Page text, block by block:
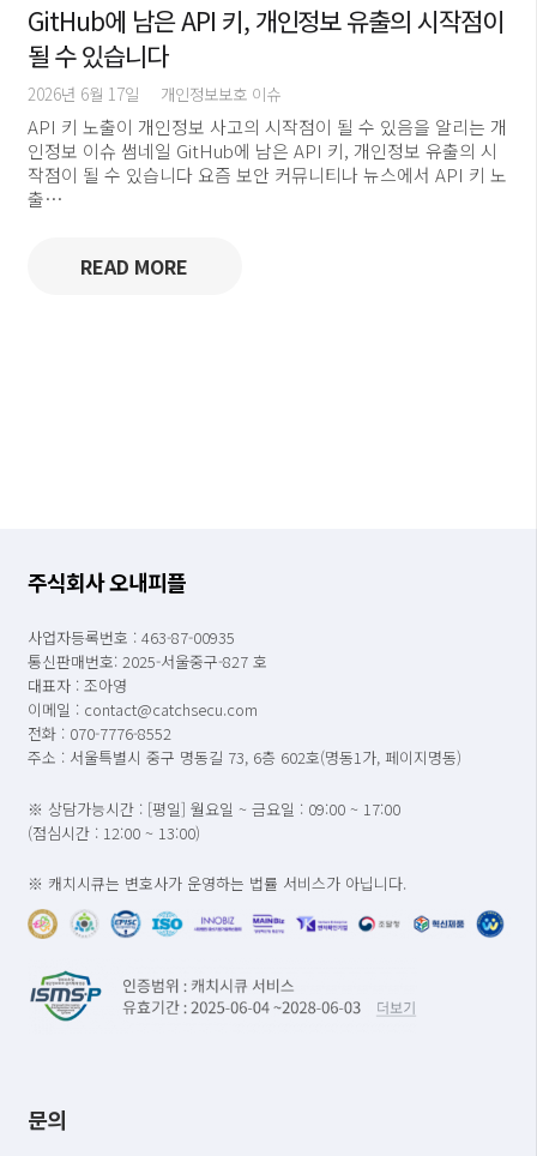
GitHub에 남은 API 키, 개인정보 유출의 시작점이
될 수 있습니다
2026년 6월 17일 개인정보보호 이슈
API 키 노출이 개인정보 사고의 시작점이 될 수 있음을 알리는 개
인정보 이슈 썸네일 GitHub에 남은 API 키, 개인정보 유출의 시
작점이 될 수 있습니다 요즘 보안 커뮤니티나 뉴스에서 API 키 노
출…
READ MORE
주식회사 오내피플
사업자등록번호 : 463-87-00935
통신판매번호: 2025-서울중구-827 호
대표자 : 조아영
이메일 : contact@catchsecu.com
전화 : 070-7776-8552
주소 : 서울특별시 중구 명동길 73, 6층 602호(명동1가, 페이지명동)
※ 상담가능시간 : [평일] 월요일 ~ 금요일 : 09:00 ~ 17:00
(점심시간 : 12:00 ~ 13:00)
※ 캐치시큐는 변호사가 운영하는 법률 서비스가 아닙니다.
문의